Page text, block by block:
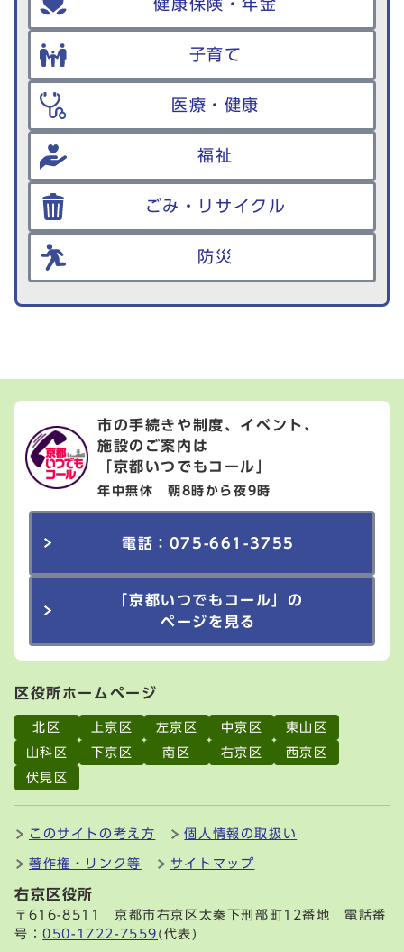
健康保険・年金
子育て
医療・健康
福祉
ごみ・リサイクル
防災
市の手続きや制度、イベント、
施設のご案内は
「京都いつでもコール」
年中無休 朝8時から夜9時
電話：075-661-3755
「京都いつでもコール」の
ページを見る
区役所ホームページ
北区 上京区 左京区 中京区
東山区
山科区
下京区 南区 右京区
西京区
伏見区
このサイトの考え方 個人情報の取扱い
著作権・リンク等 サイトマップ
右京区役所
〒616-8511 京都市右京区太秦下刑部町12番地 電話番
号：050-1722-7559 (代表)